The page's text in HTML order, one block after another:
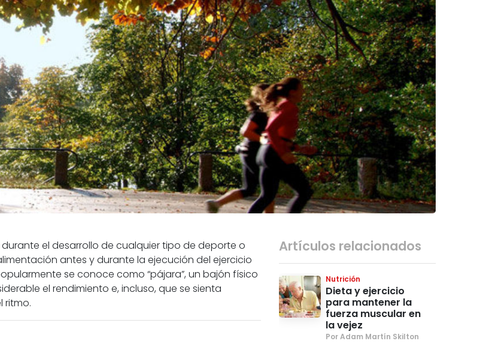
el desarrollo de cualquier tipo de deporte o
antes y durante la ejecución del ejercicio
se conoce como “pájara”, un bajón físico
el rendimiento e, incluso, que se sienta
ritmo.
Artículos relacionados
Nutrición
Dieta y ejercicio
para mantener la
fuerza muscular en
la vejez
Por Adam Martín Skilton